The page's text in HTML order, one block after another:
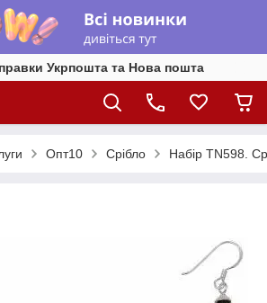
Укрпошта та Нова пошта
Опт10 Срібло Набір TN598.